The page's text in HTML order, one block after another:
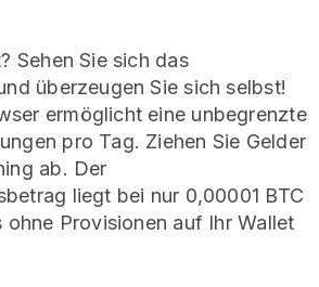
Sehen Sie sich das
überzeugen Sie sich selbst!
ermöglicht eine unbegrenzte
pro Tag. Ziehen Sie Gelder
ab. Der
liegt bei nur 0,00001 BTC
ohne Provisionen auf Ihr Wallet